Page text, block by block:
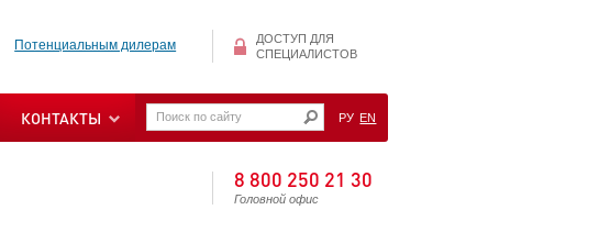
Потенциальным дилерам
ДОСТУП ДЛЯ
СПЕЦИАЛИСТОВ
КОНТАКТЫ РУ EN
8 800 250 21 30
Головной офис